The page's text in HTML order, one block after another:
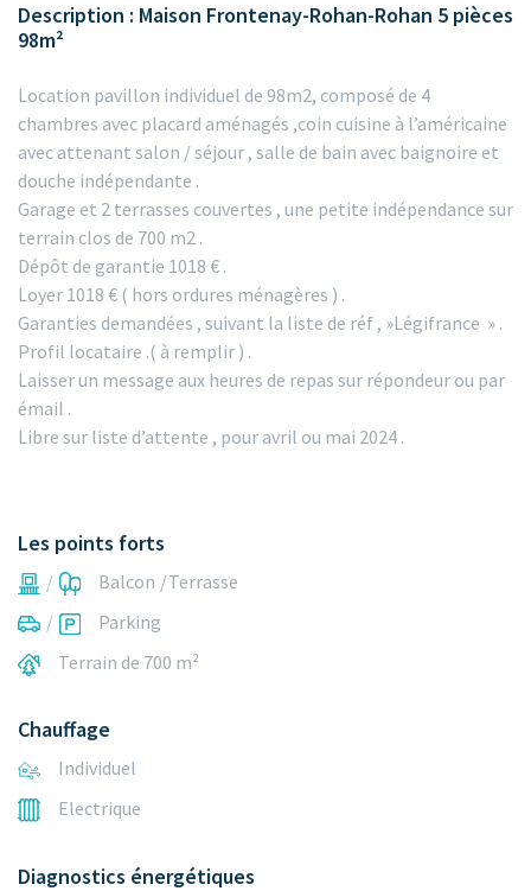
Description : Maison Frontenay-Rohan-Rohan 5 pièces
98m²
Location pavillon individuel de 98m2, composé de 4
chambres avec placard aménagés ,coin cuisine à l’américaine
avec attenant salon / séjour , salle de bain avec baignoire et
douche indépendante .
Garage et 2 terrasses couvertes , une petite indépendance sur
terrain clos de 700 m2 .
Dépôt de garantie 1018 € .
Loyer 1018 € ( hors ordures ménagères ) .
Garanties demandées , suivant la liste de réf , »Légifrance » .
Profil locataire .( à remplir ) .
Laisser un message aux heures de repas sur répondeur ou par
émail .
Libre sur liste d’attente , pour avril ou mai 2024 .
Les points forts
Balcon
Terrasse
Parking
Terrain de 700 m²
Chauffage
Individuel
Electrique
Diagnostics énergétiques